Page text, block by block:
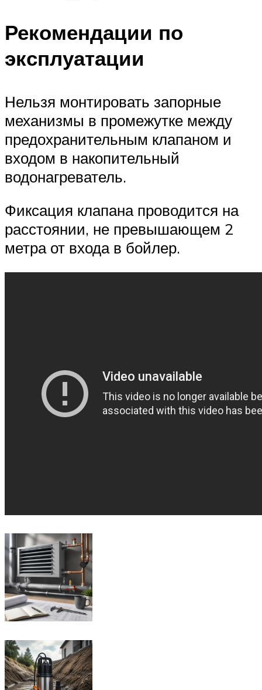
Рекомендации по
эксплуатации
Нельзя монтировать запорные
механизмы в промежутке между
предохранительным клапаном и
входом в накопительный
водонагреватель.
Фиксация клапана проводится на
расстоянии, не превышающем 2
метра от входа в бойлер.